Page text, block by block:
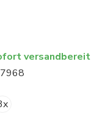
versandbereit